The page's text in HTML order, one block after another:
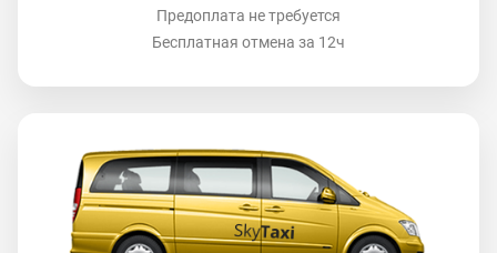
Предоплата не требуется
Бесплатная отмена за 12ч